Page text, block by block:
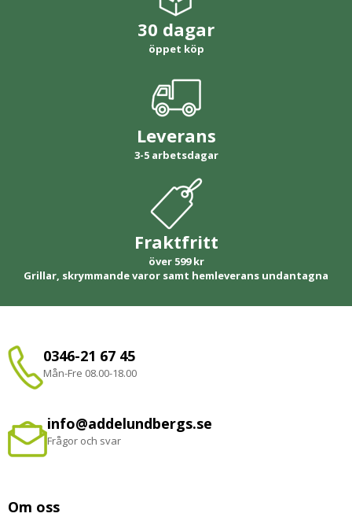
30 dagar
öppet köp
Leverans
3-5 arbetsdagar
Fraktfritt
över 599 kr
Grillar, skrymmande varor samt hemleverans undantagna
0346-21 67 45
Mån-Fre 08.00-18.00
info@addelundbergs.se
Frågor och svar
Om oss